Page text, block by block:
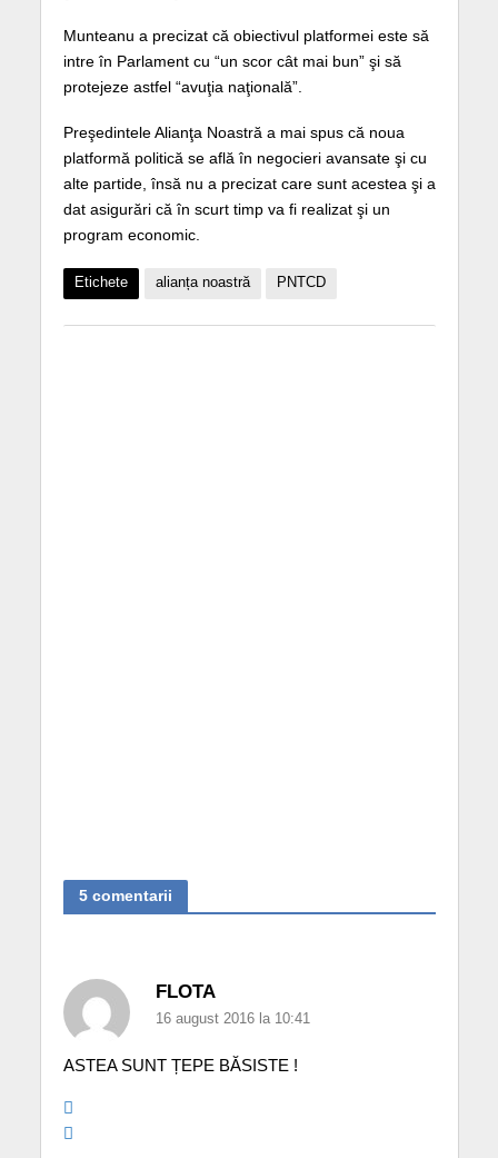
Munteanu a precizat că obiectivul platformei este să
intre în Parlament cu “un scor cât mai bun” şi să
protejeze astfel “avuţia naţională”.
Preşedintele Alianţa Noastră a mai spus că noua
platformă politică se află în negocieri avansate şi cu
alte partide, însă nu a precizat care sunt acestea şi a
dat asigurări că în scurt timp va fi realizat şi un
program economic.
Etichete alianța noastră PNTCD
5 comentarii
FLOTA
16 august 2016 la 10:41
ASTEA SUNT ȚEPE BĂSISTE !